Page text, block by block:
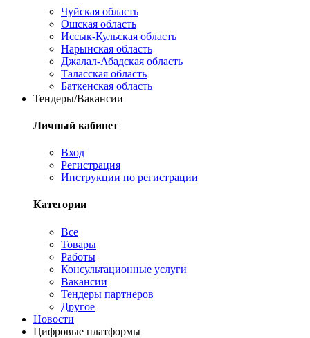
Чуйская область
Ошская область
Иссык-Кульская область
Нарынская область
Джалал-Абадская область
Таласская область
Баткенская область
Тендеры/Вакансии
Личный кабинет
Вход
Регистрация
Инструкции по регистрации
Категории
Все
Товары
Работы
Консультационные услуги
Вакансии
Тендеры партнеров
Другое
Новости
Цифровые платформы